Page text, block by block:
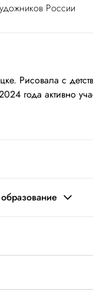
России
Рисовала с
года активно